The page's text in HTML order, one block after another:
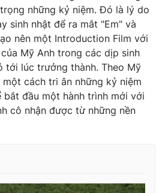
024.66 897 897
7300.7108
những kỷ niệm. Đó là lý do
sinh nhật để ra mắt "Em" và
nên một Introduction Film với
Mỹ Anh trong các dịp sinh
tới lúc trưởng thành. Theo Mỹ
cách tri ân những kỷ niệm
đầu một hành trình mới với
cô nhận được từ những nền